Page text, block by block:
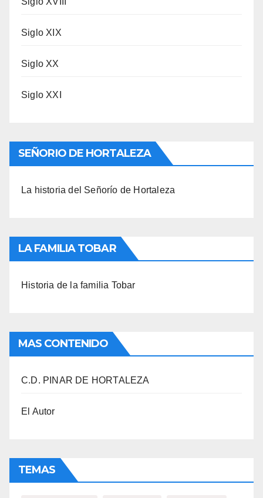
Siglo XIX
Siglo XX
Siglo XXI
SEÑORIO DE HORTALEZA
La historia del Señorío de Hortaleza
LA FAMILIA TOBAR
Historia de la familia Tobar
MAS CONTENIDO
C.D. PINAR DE HORTALEZA
El Autor
TEMAS